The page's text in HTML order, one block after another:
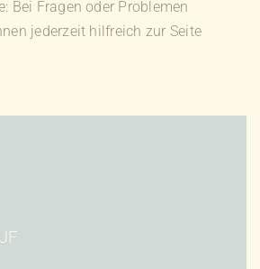
Bei Fragen oder Problemen
jederzeit hilfreich zur Seite